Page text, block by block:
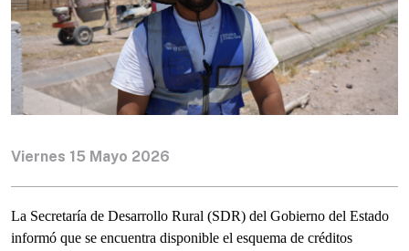
Viernes 15 Mayo 2026
La Secretaría de Desarrollo Rural (SDR) del Gobierno del Estado
informó que se encuentra disponible el esquema de créditos